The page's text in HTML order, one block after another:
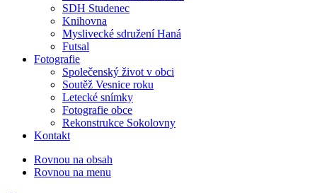
SDH Studenec
Knihovna
Myslivecké sdružení Haná
Futsal
Fotografie
Společenský život v obci
Soutěž Vesnice roku
Letecké snímky
Fotografie obce
Rekonstrukce Sokolovny
Kontakt
Rovnou na obsah
Rovnou na menu